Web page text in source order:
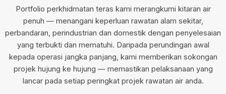
Portfolio perkhidmatan teras kami merangkumi kitaran air
penuh — menangani keperluan rawatan alam sekitar,
perbandaran, perindustrian dan domestik dengan penyelesaian
yang terbukti dan mematuhi. Daripada perundingan awal
kepada operasi jangka panjang, kami memberikan sokongan
projek hujung ke hujung — memastikan pelaksanaan yang
lancar pada setiap peringkat projek rawatan air anda.